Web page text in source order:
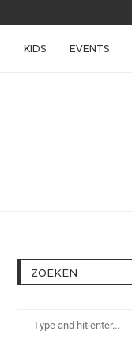
KIDS EVENTS
ZOEKEN